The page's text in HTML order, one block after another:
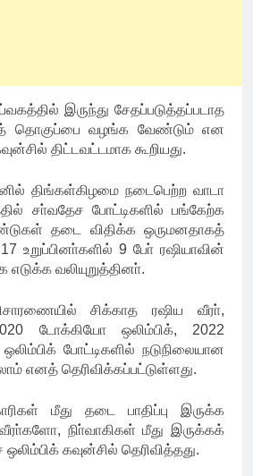
இருந்து சேதப்படுத்தப்படாத
தொகுப்பை வழங்க வேண்டும் என
திட்டவட்டமாக கூறியது.
திங்கள்கிழமை நடைபெற்ற வாடா
சா்வதேச போட்டிகளில் பங்கேற்க
தடை விதிக்க ஒருமனதாகத்
உறுப்பினா்களில் 9 போ் ரஷியாவின்
எடுக்க வலியுறுத்தினா்.
சிக்காத ரஷிய வீரா்,
டோக்கியோ ஒலிம்பிக், 2022
போட்டிகளில் நடுநிலையான
எனத் தெரிவிக்கப்பட்டுள்ளது.
மீது தடை பாதிப்பு இருக்க
நிா்வாகிகள் மீது இருக்கக்
கவுன்சில் தெரிவித்தது.